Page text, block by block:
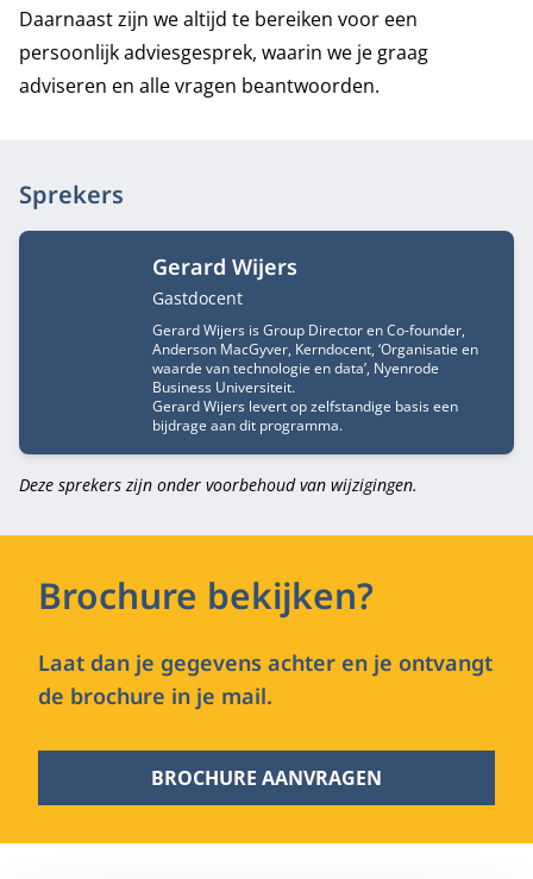
Daarnaast zijn we altijd te bereiken voor een
persoonlijk adviesgesprek, waarin we je graag
adviseren en alle vragen beantwoorden.
Sprekers
Gerard Wijers
Functietitel
Gastdocent
Gerard Wijers is Group Director en Co-founder,
Anderson MacGyver, Kerndocent, ‘Organisatie en
waarde van technologie en data’, Nyenrode
Business Universiteit.
Gerard Wijers levert op zelfstandige basis een
bijdrage aan dit programma.
Deze sprekers zijn onder voorbehoud van wijzigingen.
Brochure bekijken?
Laat dan je gegevens achter en je ontvangt
de brochure in je mail.
BROCHURE AANVRAGEN